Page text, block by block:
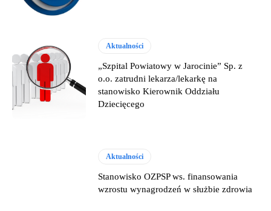
Aktualności
„Szpital Powiatowy w Jarocinie” Sp. z
o.o. zatrudni lekarza/lekarkę na
stanowisko Kierownik Oddziału
Dziecięcego
Aktualności
Stanowisko OZPSP ws. finansowania
wzrostu wynagrodzeń w służbie zdrowia